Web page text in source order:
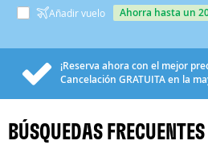
Añadir vuelo ahorra hasta un
¡Reserva ahora con el mejor
Cancelación GRATUITAen la
BÚSQUEDAS